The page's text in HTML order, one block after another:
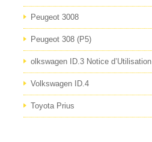
Peugeot 3008
Peugeot 308 (P5)
olkswagen ID.3 Notice d’Utilisation
Volkswagen ID.4
Toyota Prius